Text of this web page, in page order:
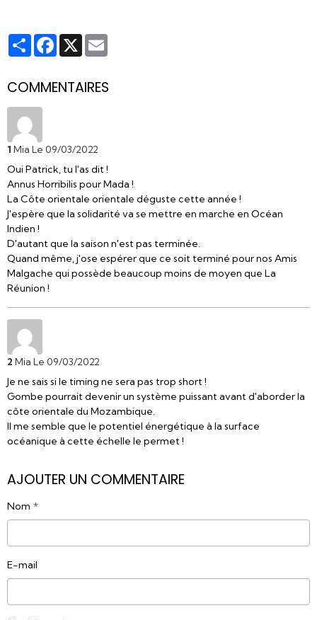
PartagerFacebook
X
COMMENTAIRES
1 Mia Le 09/03/2022
Oui Patrick, tu l'as dit !
Annus Horribilis pour Mada !
La Côte orientale orientale déguste cette année !
J'espère que la solidarité va se mettre en marche en Océan
Indien !
D'autant que la saison n'est pas terminée.
Quand même, j'ose espérer que ce soit terminé pour nos Amis
Malgache qui possède beaucoup moins de moyen que La
Réunion !
2 Mia Le 09/03/2022
Je ne sais si le timing ne sera pas trop short !
Gombe pourrait devenir un système puissant avant d'aborder la
côte orientale du Mozambique.
Il me semble que le potentiel énergétique à la surface
océanique à cette échelle le permet !
AJOUTER UN COMMENTAIRE
Nom
E-mail